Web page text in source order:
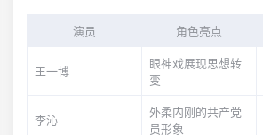
演员 角色亮点
王一博
眼神戏展现思想转
变
李沁
外柔内刚的共产党
员形象